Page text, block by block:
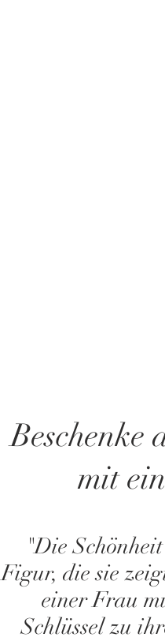
Beschenke
mit
"Die
Figur, die sie
einer Frau
Schlüssel zu